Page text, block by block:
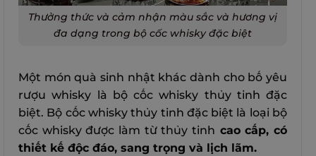
Thưởng thức và cảm nhận màu sắc và hương vị
đa dạng trong bộ cốc whisky đặc biệt
Một món quà sinh nhật khác dành cho bố yêu
rượu whisky là bộ cốc whisky thủy tinh đặc
biệt. Bộ cốc whisky thủy tinh đặc biệt là loại bộ
cốc whisky được làm từ thủy tinh cao cấp, có
thiết kế độc đáo, sang trọng và lịch lãm.